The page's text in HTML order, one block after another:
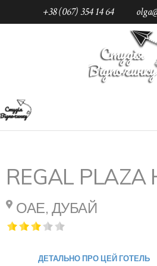
+38 (067) 354 14 64
Каталог
Дубай
Готелі
Regal Plaza Hotel 3*
REGAL PLAZA
ОАЕ, ДУБАЙ
ДЕТАЛЬНО ПРО ЦЕЙ ГОТЕЛЬ